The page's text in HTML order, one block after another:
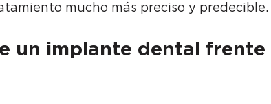
mucho más preciso y predecible.
un implante dental frente